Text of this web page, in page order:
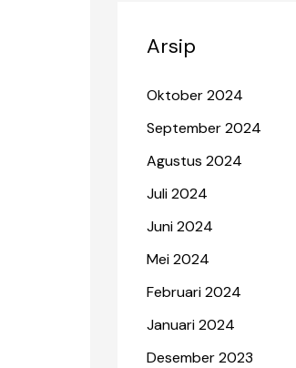
Arsip
Oktober 2024
September 2024
Agustus 2024
Juli 2024
Juni 2024
Mei 2024
Februari 2024
Januari 2024
Desember 2023